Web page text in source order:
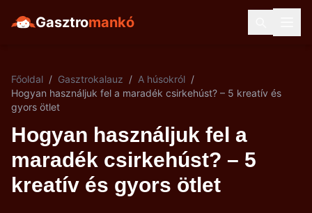
Gasztromankó
Főoldal / Gasztrokalauz / A húsokról /
Hogyan használjuk fel a maradék csirkehúst? – 5 kreatív és
gyors ötlet
Hogyan használjuk fel a
maradék csirkehúst? – 5
kreatív és gyors ötlet